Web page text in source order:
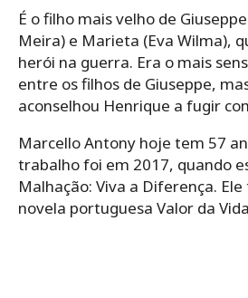
É o filho mais velho de
Meira) e Marieta (Eva Wilma),
herói na guerra. Era o mais
entre os filhos de Giuseppe,
aconselhou Henrique a fugir
Marcello Antony hoje tem 57
trabalho foi em 2017, quando
Malhação: Viva a Diferença.
novela portuguesa Valor da